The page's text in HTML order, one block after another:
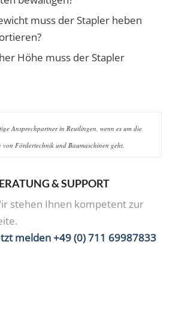
muss der Stapler heben
Höhe muss der Stapler
Ansprechpartner in Reutlingen, wenn es um die
von Fördertechnik und Baumaschinen geht.
& SUPPORT
stehen Ihnen kompetent zur
melden +49 (0) 711 69987833